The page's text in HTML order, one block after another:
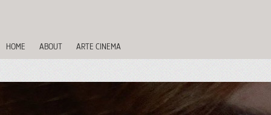
HOME ABOUT ARTE CINEMA